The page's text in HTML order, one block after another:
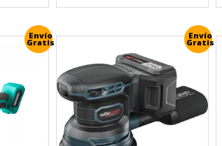
Envío
Gratis
Envío
Gratis